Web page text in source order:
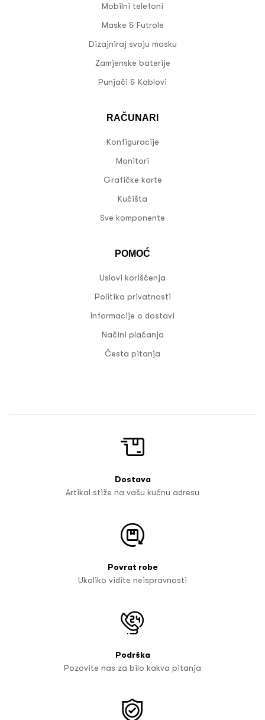
Mobilni telefoni
Maske & Futrole
Dizajniraj svoju masku
Zamjenske baterije
Punjači & Kablovi
RAČUNARI
Konfiguracije
Monitori
Grafičke karte
Kućišta
Sve komponente
POMOĆ
Uslovi korišćenja
Politika privatnosti
Informacije o dostavi
Načini plaćanja
Česta pitanja
Dostava
Artikal stiže na vašu kućnu adresu
Povrat robe
Ukoliko vidite neispravnosti
Podrška
Pozovite nas za bilo kakva pitanja